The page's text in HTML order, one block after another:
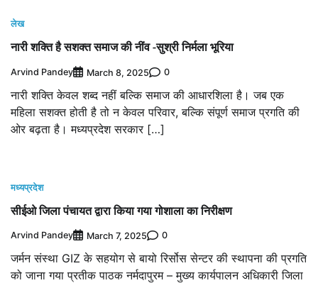
लेख
नारी शक्ति है सशक्त समाज की नींव -सुश्री निर्मला भूरिया
Arvind Pandey March 8, 2025 0
नारी शक्ति केवल शब्द नहीं बल्कि समाज की आधारशिला है। जब एक
महिला सशक्त होती है तो न केवल परिवार, बल्कि संपूर्ण समाज प्रगति की
ओर बढ़ता है। मध्यप्रदेश सरकार […]
मध्यप्रदेश
सीईओ जिला पंचायत द्वारा किया गया गोशाला का निरीक्षण
Arvind Pandey March 7, 2025 0
जर्मन संस्था GIZ के सहयोग से बायो रिर्सोस सेन्टर की स्थापना की प्रगति
को जाना गया प्रतीक पाठक नर्मदापुरम – मुख्य कार्यपालन अधिकारी जिला